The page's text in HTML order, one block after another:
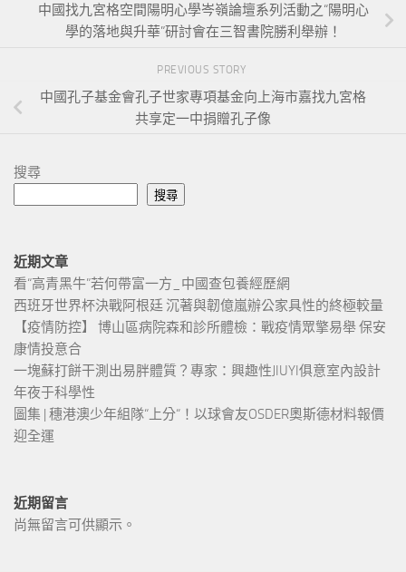
中國找九宮格空間陽明心學岑嶺論壇系列活動之“陽明心
學的落地與升華”研討會在三智書院勝利舉辦！
PREVIOUS STORY
中國孔子基金會孔子世家專項基金向上海市嘉找九宮格
共享定一中捐贈孔子像
搜尋
搜尋
近期文章
看“高青黑牛”若何帶富一方_中國查包養經歷網
西班牙世界杯決戰阿根廷 沉著與韌億嵐辦公家具性的終極較量
【疫情防控】 博山區病院森和診所體檢：戰疫情眾擎易舉 保安
康情投意合
一塊蘇打餅干測出易胖體質？專家：興趣性JIUYI俱意室內設計
年夜于科學性
圖集 | 穗港澳少年組隊“上分“！以球會友OSDER奧斯德材料報價
迎全運
近期留言
尚無留言可供顯示。